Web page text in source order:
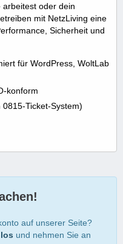
oder dein
mit NetzLiving eine
Sicherheit und
für WordPress, WoltLab
konform
Ticket-System)
auf unserer Seite?
und nehmen Sie an